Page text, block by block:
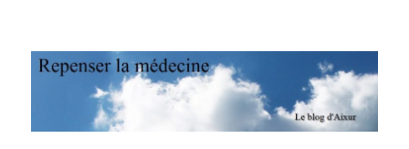
Repenser la médecine